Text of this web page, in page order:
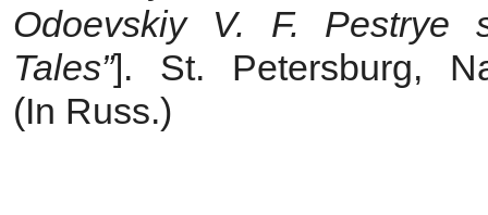
Odoevskiy V. F. Pestrye
Tales”]. St. Petersburg,
(In Russ.)